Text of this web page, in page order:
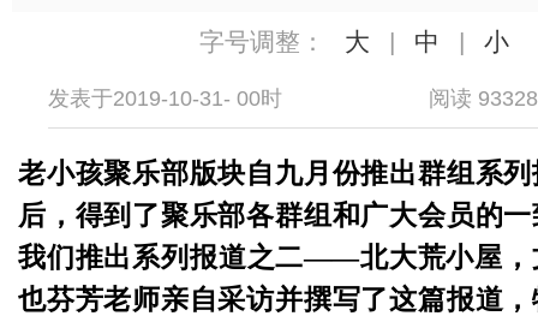
字号调整： 大 | 中 | 小
发表于2019-10-31- 00时 阅读
老小孩聚乐部版块自九月份推出群组系
后，得到了聚乐部各群组和广大会员的
我们推出系列报道之二——北大荒小屋，
也芬芳老师亲自采访并撰写了这篇报道